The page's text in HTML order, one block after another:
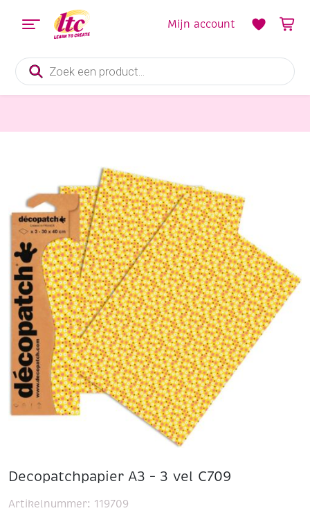
Producten
zoeken
Mijn account
Decopatchpapier A3 – 3 vel C709
Artikelnummer: 119709